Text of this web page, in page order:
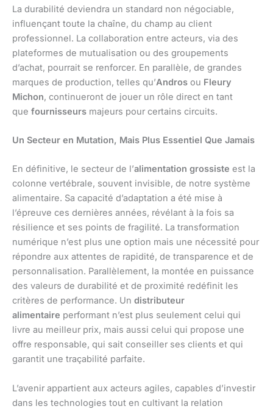
La durabilité deviendra un standard non négociable,
influençant toute la chaîne, du champ au client
professionnel. La collaboration entre acteurs, via des
plateformes de mutualisation ou des groupements
d’achat, pourrait se renforcer. En parallèle, de grandes
marques de production, telles qu’Andros ou Fleury
Michon, continueront de jouer un rôle direct en tant
que fournisseurs majeurs pour certains circuits.
Un Secteur en Mutation, Mais Plus Essentiel Que Jamais
En définitive, le secteur de l’alimentation grossiste est la
colonne vertébrale, souvent invisible, de notre système
alimentaire. Sa capacité d’adaptation a été mise à
l’épreuve ces dernières années, révélant à la fois sa
résilience et ses points de fragilité. La transformation
numérique n’est plus une option mais une nécessité pour
répondre aux attentes de rapidité, de transparence et de
personnalisation. Parallèlement, la montée en puissance
des valeurs de durabilité et de proximité redéfinit les
critères de performance. Un distributeur
alimentaire performant n’est plus seulement celui qui
livre au meilleur prix, mais aussi celui qui propose une
offre responsable, qui sait conseiller ses clients et qui
garantit une traçabilité parfaite.
L’avenir appartient aux acteurs agiles, capables d’investir
dans les technologies tout en cultivant la relation